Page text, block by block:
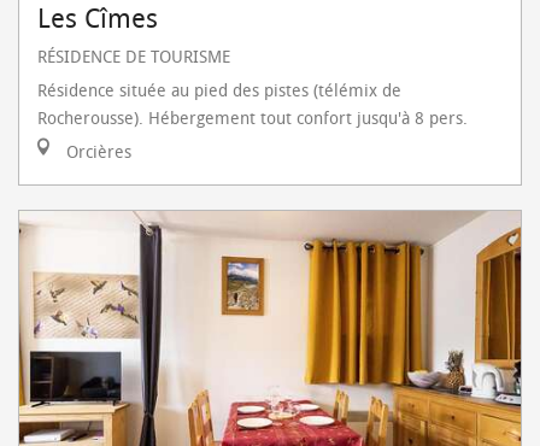
Les Cîmes
RÉSIDENCE DE TOURISME
Résidence située au pied des pistes (télémix de
Rocherousse). Hébergement tout confort jusqu'à 8 pers.
Orcières